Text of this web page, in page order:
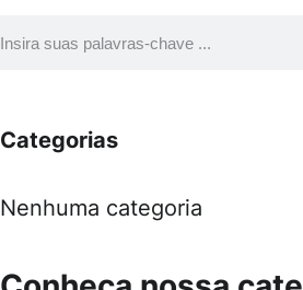
Categorias
Nenhuma categoria